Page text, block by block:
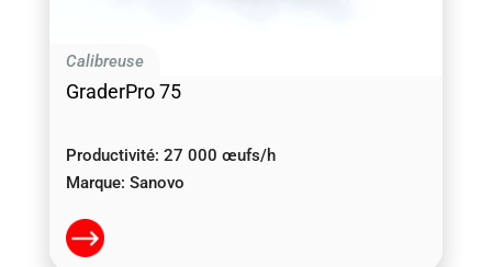
Calibreuse
GraderPro 75
Productivité: 27 000 œufs/h
Marque: Sanovo